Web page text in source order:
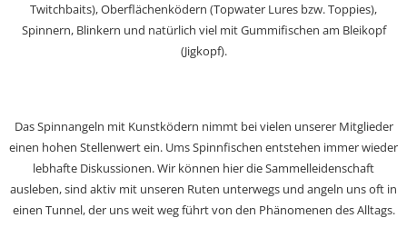
Twitchbaits), Oberflächenködern (Topwater Lures bzw. Toppies),
Spinnern, Blinkern und natürlich viel mit Gummifischen am Bleikopf
(Jigkopf).
Das Spinnangeln mit Kunstködern nimmt bei vielen unserer Mitglieder
einen hohen Stellenwert ein. Ums Spinnfischen entstehen immer wieder
lebhafte Diskussionen. Wir können hier die Sammelleidenschaft
ausleben, sind aktiv mit unseren Ruten unterwegs und angeln uns oft in
einen Tunnel, der uns weit weg führt von den Phänomenen des Alltags.